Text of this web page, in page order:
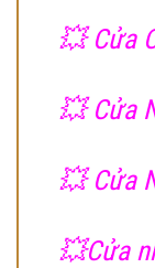
💥Cửa
💥 Cửa
💥 Cửa
💥Cửa